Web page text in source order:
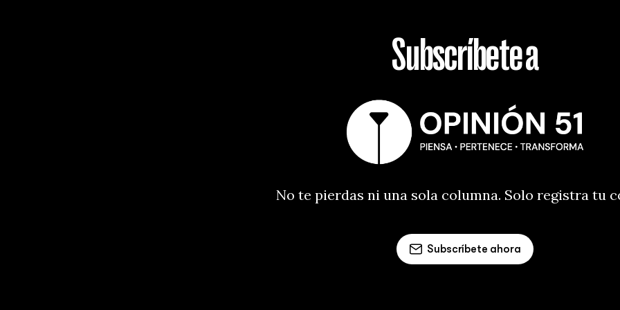
Subscríbete a
No te pierdas ni una sola columna. Solo registra tu
Subscríbete ahora